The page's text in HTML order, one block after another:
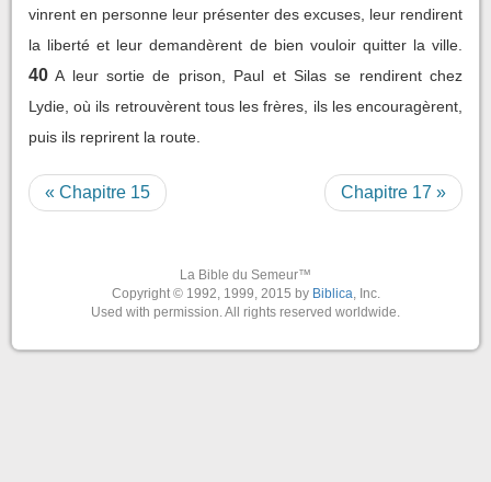
vinrent en personne leur présenter des excuses, leur rendirent
la liberté et leur demandèrent de bien vouloir quitter la ville.
40 A leur sortie de prison, Paul et Silas se rendirent chez
Lydie, où ils retrouvèrent tous les frères, ils les encouragèrent,
puis ils reprirent la route.
« Chapitre 15 Chapitre 17 »
La Bible du Semeur™
Copyright © 1992, 1999, 2015 by Biblica, Inc.
Used with permission. All rights reserved worldwide.